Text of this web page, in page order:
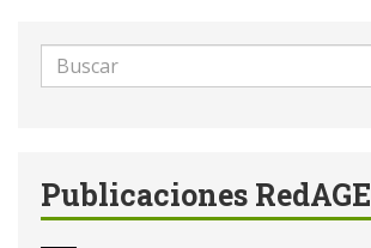
Formulario
de
Publicaciones RedAGE